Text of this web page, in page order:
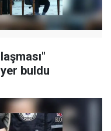
buldu